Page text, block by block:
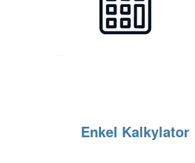
Enkel Kalkylator